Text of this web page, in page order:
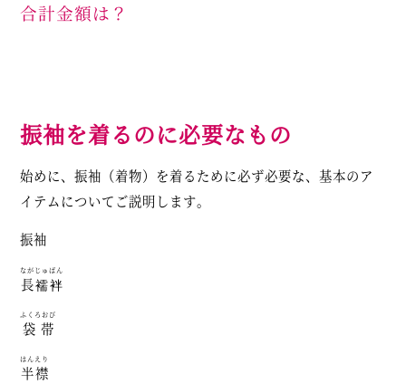
合計金額は？
振袖を着るのに必要なもの
始めに、振袖（着物）を着るために必ず必要な、基本のア
イテムについてご説明します。
振袖
長襦袢
ながじゅばん
袋帯
ふくろおび
半襟
はんえり